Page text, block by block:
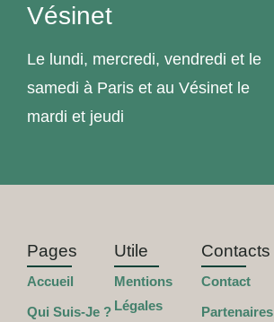
Vésinet
Le lundi, mercredi, vendredi et le
samedi à Paris et au Vésinet le
mardi et jeudi
Pages
Accueil
Qui Suis-Je ?
Utile
Mentions
Légales
Contacts
Contact
Partenaires